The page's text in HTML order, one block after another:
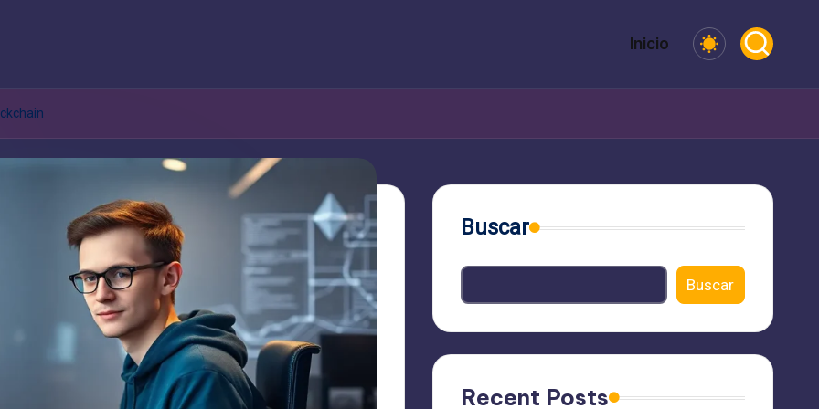
Inicio
Buscar
Buscar
Recent Posts